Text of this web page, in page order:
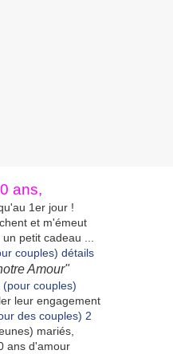
ans,
1er jour !
et m'émeut
petit cadeau ...
Amour"
leur engagement
mariés,
ans d'amour